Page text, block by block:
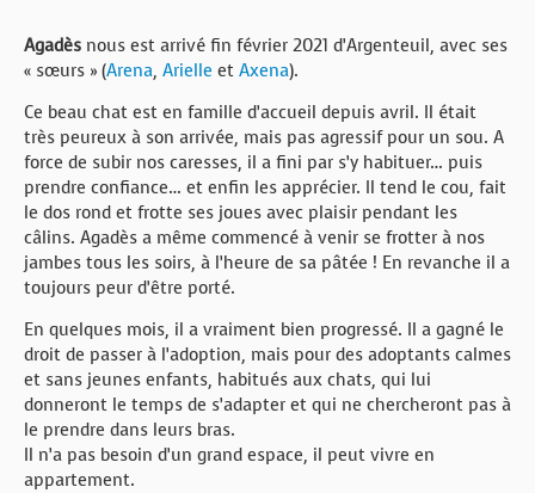
Agadès nous est arrivé fin février 2021 d’Argenteuil, avec ses
« sœurs » (Arena, Arielle et Axena).
Ce beau chat est en famille d’accueil depuis avril. Il était
très peureux à son arrivée, mais pas agressif pour un sou. A
force de subir nos caresses, il a fini par s’y habituer… puis
prendre confiance… et enfin les apprécier. Il tend le cou, fait
le dos rond et frotte ses joues avec plaisir pendant les
câlins. Agadès a même commencé à venir se frotter à nos
jambes tous les soirs, à l’heure de sa pâtée ! En revanche il a
toujours peur d’être porté.
En quelques mois, il a vraiment bien progressé. Il a gagné le
droit de passer à l’adoption, mais pour des adoptants calmes
et sans jeunes enfants, habitués aux chats, qui lui
donneront le temps de s’adapter et qui ne chercheront pas à
le prendre dans leurs bras.
Il n’a pas besoin d’un grand espace, il peut vivre en
appartement.